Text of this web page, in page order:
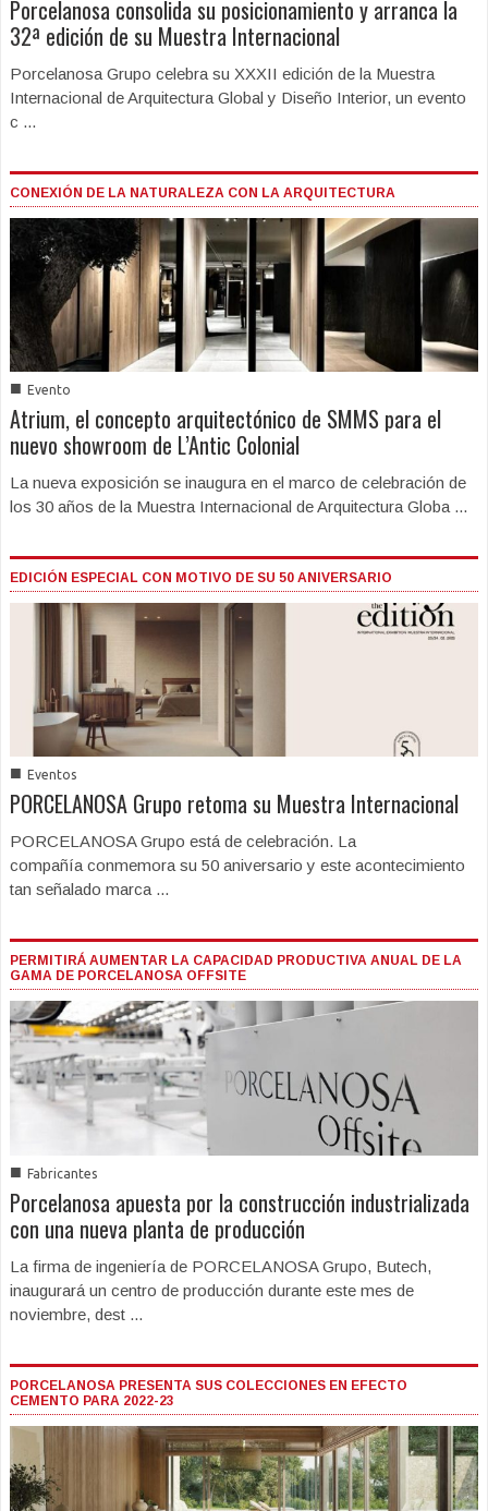
Porcelanosa consolida su posicionamiento y arranca la
32ª edición de su Muestra Internacional
Porcelanosa Grupo celebra su XXXII edición de la Muestra
Internacional de Arquitectura Global y Diseño Interior, un evento
c ...
CONEXIÓN DE LA NATURALEZA CON LA ARQUITECTURA
■ Evento
Atrium, el concepto arquitectónico de SMMS para el
nuevo showroom de L’Antic Colonial
La nueva exposición se inaugura en el marco de celebración de
los 30 años de la Muestra Internacional de Arquitectura Globa ...
EDICIÓN ESPECIAL CON MOTIVO DE SU 50 ANIVERSARIO
■ Eventos
PORCELANOSA Grupo retoma su Muestra Internacional
PORCELANOSA Grupo está de celebración. La
compañía conmemora su 50 aniversario y este acontecimiento
tan señalado marca ...
PERMITIRÁ AUMENTAR LA CAPACIDAD PRODUCTIVA ANUAL DE LA
GAMA DE PORCELANOSA OFFSITE
■ Fabricantes
Porcelanosa apuesta por la construcción industrializada
con una nueva planta de producción
La firma de ingeniería de PORCELANOSA Grupo, Butech,
inaugurará un centro de producción durante este mes de
noviembre, dest ...
PORCELANOSA PRESENTA SUS COLECCIONES EN EFECTO
CEMENTO PARA 2022-23